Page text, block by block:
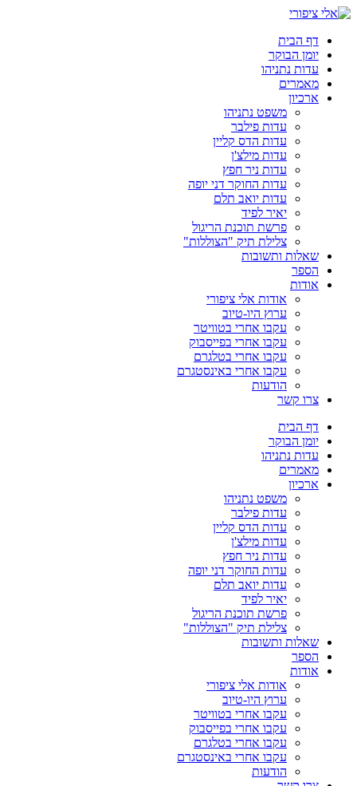
דלג
דף הבית
יומן הבוקר
עדות נתניהו
מאמרים
ארכיון
משפט נתניהו
עדות פילבר
עדות הדס קליין
עדות מילצ'ן
עדות ניר חפץ
עדות החוקר דני יופה
עדות יואב תלם
יאיר לפיד
פרשת תוכנת הריגול
צלילת תיק "הצוללות"
שאלות ותשובות
הספר
אודות
אודות אלי ציפורי
ערוץ היו-טיוב
עקבו אחרי בטוויטר
עקבו אחרי בפייסבוק
עקבו אחרי בטלגרם
עקבו אחרי באינסטגרם
הודעות
צרו קשר
דף הבית
יומן הבוקר
עדות נתניהו
מאמרים
ארכיון
משפט נתניהו
עדות פילבר
עדות הדס קליין
עדות מילצ'ן
עדות ניר חפץ
עדות החוקר דני יופה
עדות יואב תלם
יאיר לפיד
פרשת תוכנת הריגול
צלילת תיק "הצוללות"
שאלות ותשובות
הספר
אודות
אודות אלי ציפורי
ערוץ היו-טיוב
עקבו אחרי בטוויטר
עקבו אחרי בפייסבוק
עקבו אחרי בטלגרם
עקבו אחרי באינסטגרם
הודעות